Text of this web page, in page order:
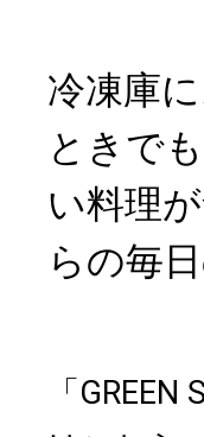
冷凍庫
ときで
い料理
らの毎
「